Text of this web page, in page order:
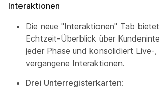
Interaktionen
Die neue "Interaktionen" Tab
Echtzeit-Überblick über
jeder Phase und konsolidiert Live-,
vergangene Interaktionen.
Drei Unterregisterkarten: